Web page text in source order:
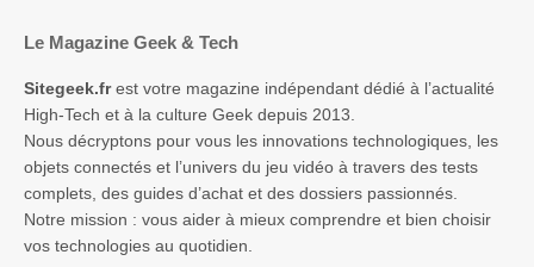
Le Magazine Geek & Tech
Sitegeek.frest votre magazine indépendant dédié à l’actualité
High-Tech et à la culture Geek depuis 2013.
Nous décryptons pour vous les innovations technologiques, les
objets connectés et l’univers du jeu vidéo à travers des tests
complets, des guides d’achat et des dossiers passionnés.
Notre mission : vous aider à mieux comprendre et bien choisir
vos technologies au quotidien.